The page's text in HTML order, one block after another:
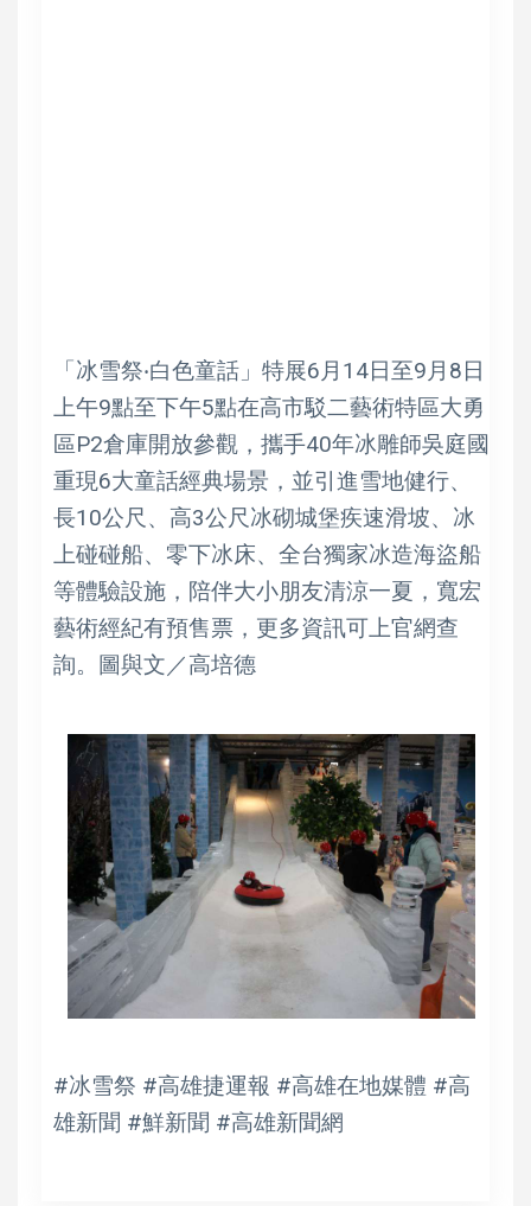
「冰雪祭‧白色童話」特展6月14日至9月8日
上午9點至下午5點在高市駁二藝術特區大勇
區P2倉庫開放參觀，攜手40年冰雕師吳庭國
重現6大童話經典場景，並引進雪地健行、
長10公尺、高3公尺冰砌城堡疾速滑坡、冰
上碰碰船、零下冰床、全台獨家冰造海盜船
等體驗設施，陪伴大小朋友清涼一夏，寬宏
藝術經紀有預售票，更多資訊可上官網查
詢。圖與文／高培德
#冰雪祭 #高雄捷運報 #高雄在地媒體 #高
雄新聞 #鮮新聞 #高雄新聞網